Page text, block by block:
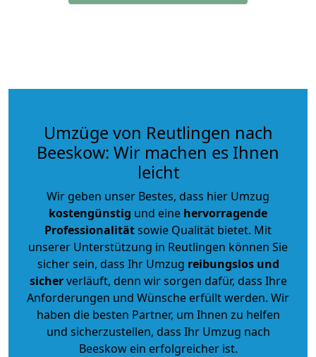
Umzüge von Reutlingen nach
Beeskow: Wir machen es Ihnen
leicht
Wir geben unser Bestes, dass hier Umzug
kostengünstig und eine hervorragende
Professionalitätsowie Qualität bietet. Mit
unserer Unterstützung in Reutlingen können Sie
sicher sein, dass Ihr Umzug reibungslos und
sicherverläuft, denn wir sorgen dafür, dass Ihre
Anforderungen und Wünsche erfüllt werden. Wir
haben die besten Partner, um Ihnen zu helfen
und sicherzustellen, dass Ihr Umzug nach
Beeskow ein erfolgreicher ist.